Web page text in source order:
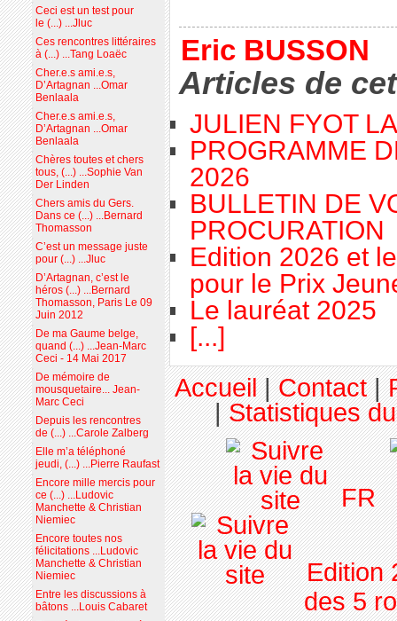
Eric BUSSON
Articles de
JULIEN FYOT
PROGRAMME
2026
BULLETIN DE
PROCURATION
Edition 2026 et
pour le Prix
Le lauréat 2025
[...]
Ceci est un test pour
le (...) ...Jluc
Ces rencontres littéraires
à (...) ...Tang Loaëc
Cher.e.s ami.e.s,
D’Artagnan ...Omar
Benlaala
Cher.e.s ami.e.s,
D’Artagnan ...Omar
Benlaala
Chères toutes et chers
tous, (...) ...Sophie Van
Der Linden
Chers amis du Gers.
Dans ce (...) ...Bernard
Thomasson
C’est un message juste
pour (...) ...Jluc
D’Artagnan, c’est le
héros (...) ...Bernard
Thomasson, Paris Le 09
Juin 2012
De ma Gaume belge,
quand (...) ...Jean-Marc
Ceci - 14 Mai 2017
De mémoire de
mousquetaire... Jean-
Marc Ceci
Depuis les rencontres
de (...) ...Carole Zalberg
Elle m’a téléphoné
jeudi, (...) ...Pierre Raufast
Encore mille mercis pour
ce (...) ...Ludovic
Manchette & Christian
Niemiec
Encore toutes nos
félicitations ...Ludovic
Manchette & Christian
Niemiec
Entre les discussions à
bâtons ...Louis Cabaret
Accueil|Contact|
|Statistiques
FR
Edition
des 5